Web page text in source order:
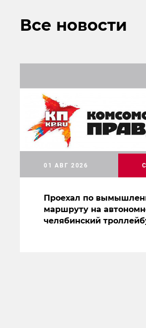
Все новости
Проехал по
маршруту на
челябинский
01 АВГ 2026